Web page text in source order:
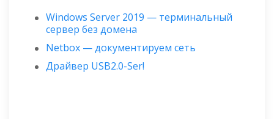
Windows Server 2019 — терминальный
сервер без домена
Netbox — документируем сеть
Драйвер USB2.0-Ser!